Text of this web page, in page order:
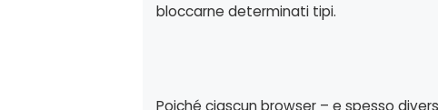
bloccarne determinati tipi.